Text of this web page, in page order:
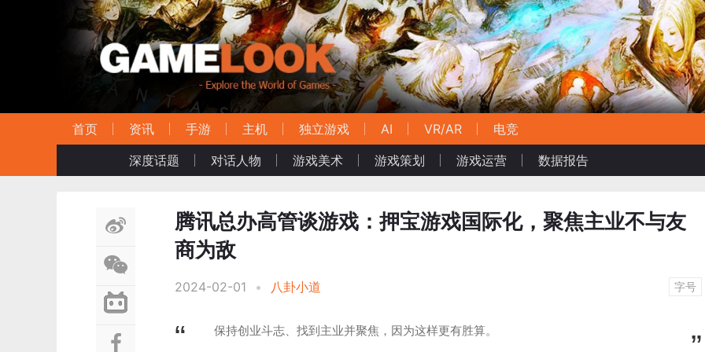
首页 资讯 手游 主机 独立游戏 AI VR/AR
电竞
深度话题
对话人物 游戏美术 游戏策划 游戏运营 数据报告
腾讯总办高管谈游戏：押宝游戏国际化，聚焦主业不与友
商为敌
2024-02-01 • 八卦小道 字号
保持创业斗志、找到主业并聚焦，因为这样更有胜算。